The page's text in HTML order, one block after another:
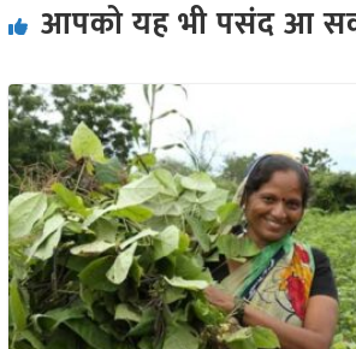
आपको यह भी पसंद आ